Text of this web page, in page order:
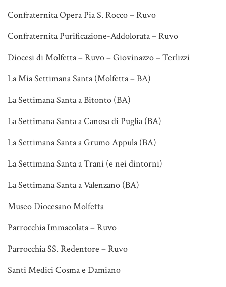
Confraternita Opera Pia S. Rocco – Ruvo
Confraternita Purificazione-Addolorata – Ruvo
Diocesi di Molfetta – Ruvo – Giovinazzo – Terlizzi
La Mia Settimana Santa (Molfetta – BA)
La Settimana Santa a Bitonto (BA)
La Settimana Santa a Canosa di Puglia (BA)
La Settimana Santa a Grumo Appula (BA)
La Settimana Santa a Trani (e nei dintorni)
La Settimana Santa a Valenzano (BA)
Museo Diocesano Molfetta
Parrocchia Immacolata – Ruvo
Parrocchia SS. Redentore – Ruvo
Santi Medici Cosma e Damiano